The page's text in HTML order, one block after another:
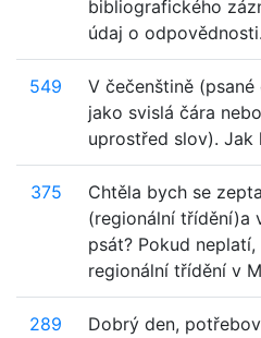
bibliografického
údaj o
549
V čečenštině
jako svislá čára
uprostřed slov). Jak
375
Chtěla bych se
(regionální třídění)a
psát? Pokud
regionální třídění v
289
Dobrý den,